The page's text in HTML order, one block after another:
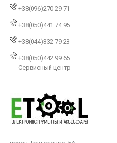
+38(096)270 29 71
+38(050)441 74 95
+38(044)332 79 23
+38(050)442 99 65
Сервисный центр